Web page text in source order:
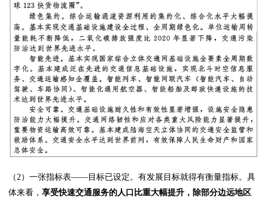
（2）一张指标表——目标已设定。有发展目标就得有衡量指标。具
体来看， 享受快速交通服务的人口比重大幅提升，除部分边远地区